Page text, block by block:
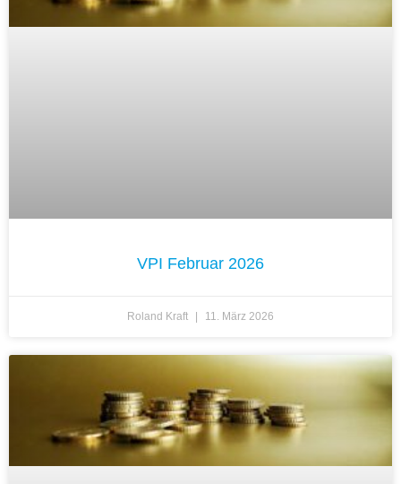
VPI Februar 2026
Roland Kraft 11. März 2026